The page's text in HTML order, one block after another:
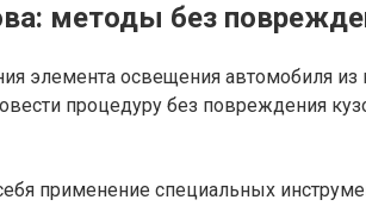
методы без
элемента освещения автомобиля
процедуру без повреждения
применение специальных